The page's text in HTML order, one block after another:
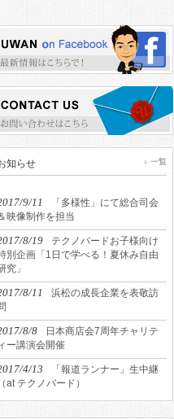
知らせ 一覧
9/11
「多様性」にて総合司会
映像制作を担当
8/19
テクノバードお子様向け
別企画「1日で学べる！夏休み自由
究」
8/11
浜松の成長企業を表敬訪
8/8
日本商店会7周年チャリテ
ー講演会開催
4/13
「報道ランナー」生中継
（at テクノバード）